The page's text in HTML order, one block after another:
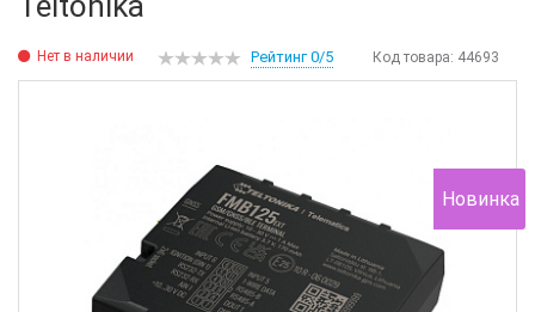
Нет в наличии Код товара: 44693
Рейтинг 0/5
Новинка